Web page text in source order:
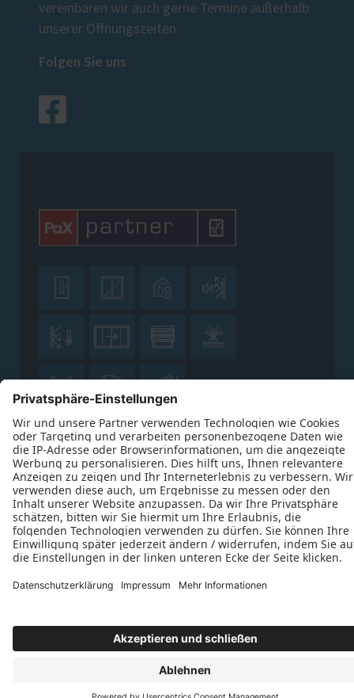
vereinbaren wir auch gerne Termine außerhalb
unserer Öffnungszeiten.
Folgen Sie uns
   
   
  
Datenschutz Impressum
Kontakt
Thomas Osterhold © 2026